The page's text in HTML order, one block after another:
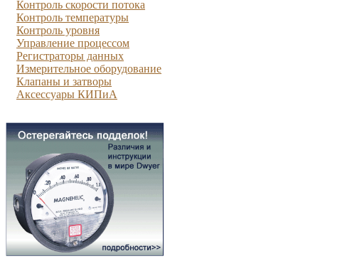
Контроль скорости потока
Контроль температуры
Контроль уровня
Управление процессом
Регистраторы данных
Измерительное оборудование
Клапаны и затворы
Аксессуары КИПиА